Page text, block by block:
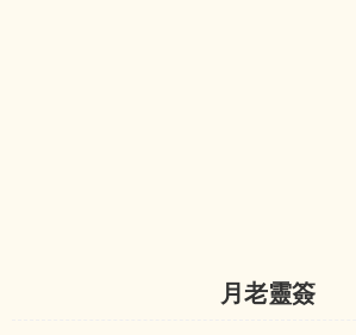
月老靈簽